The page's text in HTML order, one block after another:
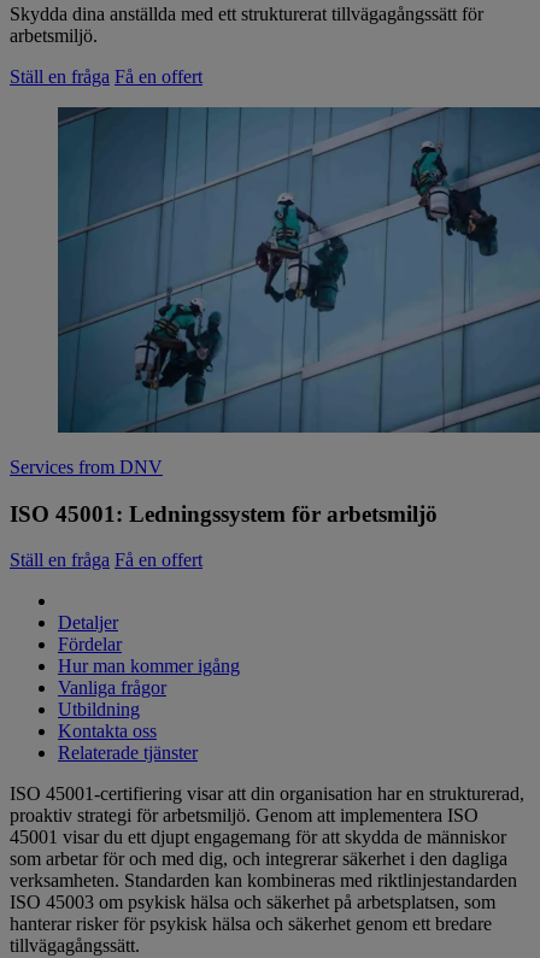
Skydda dina anställda med ett strukturerat tillvägagångssätt för
arbetsmiljö.
Ställ en fråga Få en offert
Services from DNV
ISO 45001: Ledningssystem för arbetsmiljö
Ställ en fråga Få en offert
Detaljer
Fördelar
Hur man kommer igång
Vanliga frågor
Utbildning
Kontakta oss
Relaterade tjänster
ISO 45001-certifiering visar att din organisation har en strukturerad,
proaktiv strategi för arbetsmiljö. Genom att implementera ISO
45001 visar du ett djupt engagemang för att skydda de människor
som arbetar för och med dig, och integrerar säkerhet i den dagliga
verksamheten. Standarden kan kombineras med riktlinjestandarden
ISO 45003 om psykisk hälsa och säkerhet på arbetsplatsen, som
hanterar risker för psykisk hälsa och säkerhet genom ett bredare
tillvägagångssätt.